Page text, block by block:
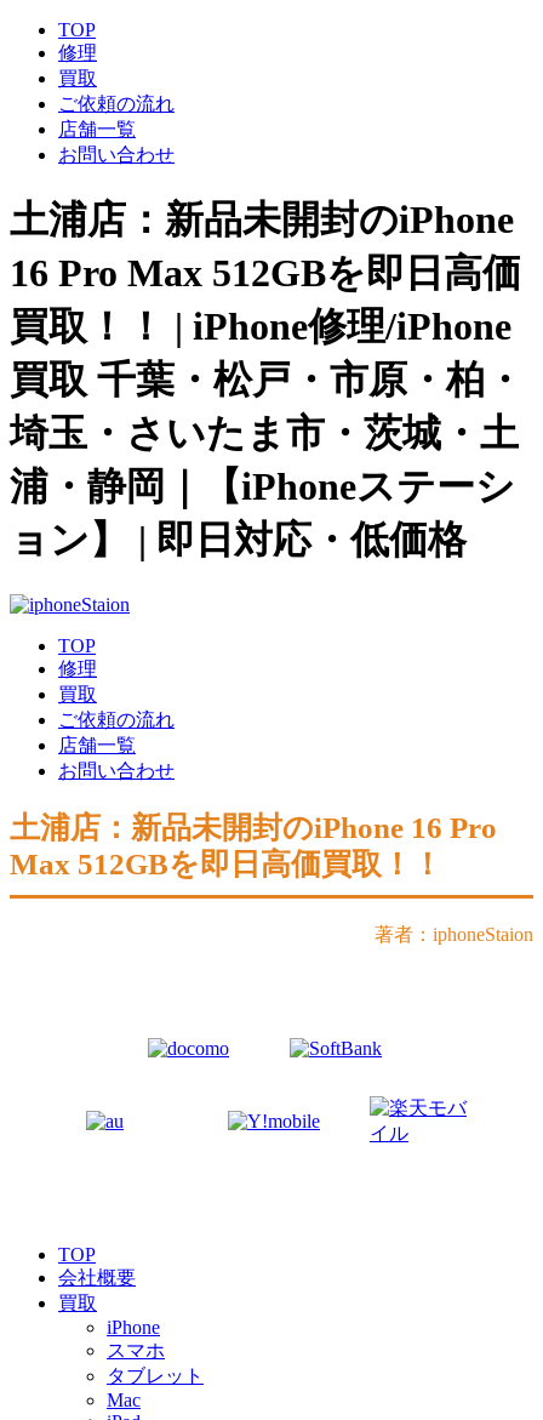
TOP
修理
買取
ご依頼の流れ
店舗一覧
お問い合わせ
土浦店：新品未開封のiPhone
16 Pro Max 512GBを即日高価
買取！！ | iPhone修理/iPhone
買取 千葉・松戸・市原・柏・
埼玉・さいたま市・茨城・土
浦・静岡｜【iPhoneステーシ
ョン】 | 即日対応・低価格
TOP
修理
買取
ご依頼の流れ
店舗一覧
お問い合わせ
土浦店：新品未開封のiPhone 16 Pro
Max 512GBを即日高価買取！！
著者：iphoneStaion
TOP
会社概要
買取
iPhone
スマホ
タブレット
Mac